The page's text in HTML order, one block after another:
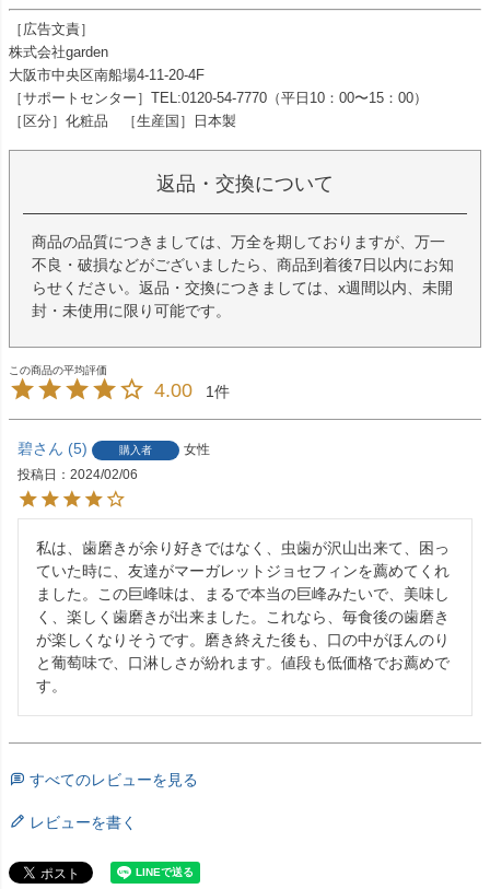
［広告文責］
株式会社garden
大阪市中央区南船場4-11-20-4F
［サポートセンター］TEL:0120-54-7770（平日10：00〜15：00）
［区分］化粧品 ［生産国］日本製
返品・交換について
商品の品質につきましては、万全を期しておりますが、万一
不良・破損などがございましたら、商品到着後7日以内にお知
らせください。返品・交換につきましては、x週間以内、未開
封・未使用に限り可能です。
4.00 1
碧 5 購入者
女性
投稿日
2024/02/06
私は、歯磨きが余り好きではなく、虫歯が沢山出来て、困っ
ていた時に、友達がマーガレットジョセフィンを薦めてくれ
ました。この巨峰味は、まるで本当の巨峰みたいで、美味し
く、楽しく歯磨きが出来ました。これなら、毎食後の歯磨き
が楽しくなりそうです。磨き終えた後も、口の中がほんのり
と葡萄味で、口淋しさが紛れます。値段も低価格でお薦めで
す。
すべてのレビューを見る
レビューを書く